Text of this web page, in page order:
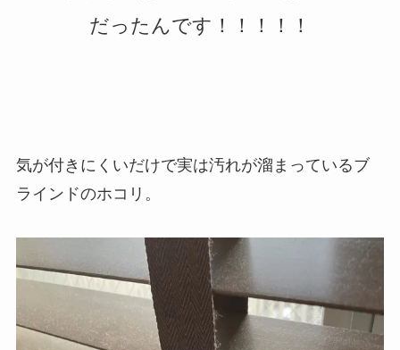
だったんです！！！！！
気が付きにくいだけで実は汚れが溜まっているブ
ラインドのホコリ。